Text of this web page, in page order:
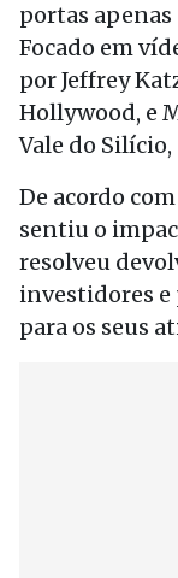
portas apenas
Focado em
por Jeffrey
Hollywood, e
Vale do
De acordo
sentiu o
resolveu
investidores e
para os seus